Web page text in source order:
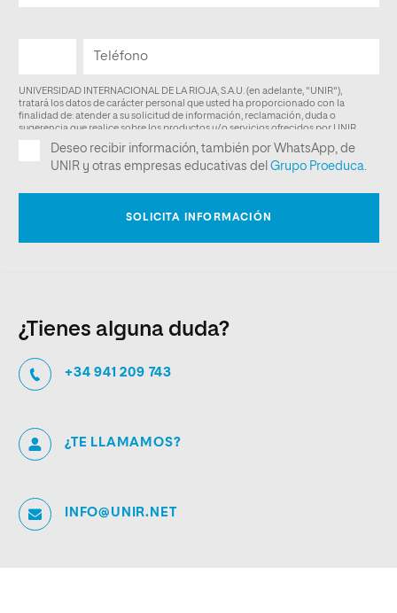
¿Tienes alguna duda?
+34 941 209 743
¿TE LLAMAMOS?
INFO@UNIR.NET